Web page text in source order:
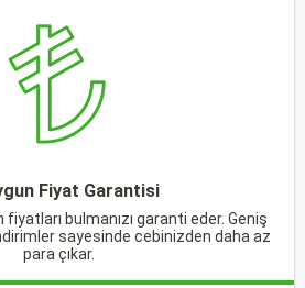
Fiyat Garantisi
bulmanızı garanti eder. Geniş
sayesinde cebinizden daha az
para çıkar.